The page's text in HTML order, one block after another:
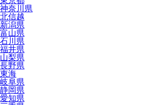
神奈川県
北信越
新潟県
富山県
石川県
福井県
山梨県
長野県
東海
岐阜県
静岡県
愛知県